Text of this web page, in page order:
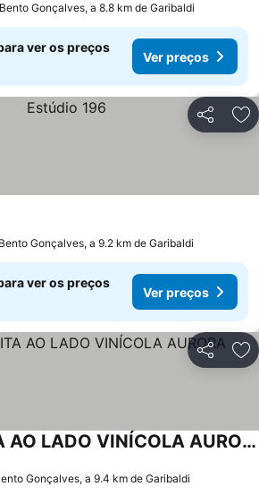
Bento Gonçalves, a 8.8 km de Garibaldi
ver os preços
Ver preços
Partilhar
Bento Gonçalves, a 9.2 km de Garibaldi
ver os preços
Ver preços
Partilhar
APTO BELA VITA AO LADO VINÍCOLA AURORA
Gonçalves, a 9.4 km de Garibaldi